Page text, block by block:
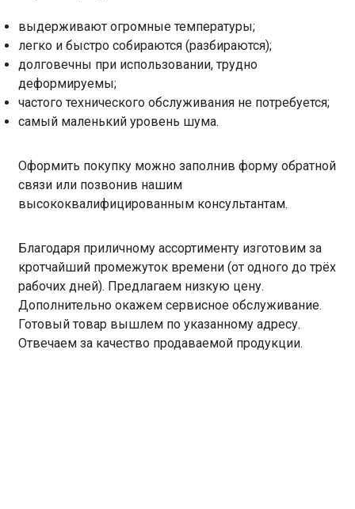
выдерживают огромные температуры;
легко и быстро собираются (разбираются);
долговечны при использовании, трудно
деформируемы;
частого технического обслуживания не потребуется;
самый маленький уровень шума.
Оформить покупку можно заполнив форму обратной
связи или позвонив нашим
высококвалифицированным консультантам.
Благодаря приличному ассортименту изготовим за
кротчайший промежуток времени (от одного до трёх
рабочих дней). Предлагаем низкую цену.
Дополнительно окажем сервисное обслуживание.
Готовый товар вышлем по указанному адресу.
Отвечаем за качество продаваемой продукции.